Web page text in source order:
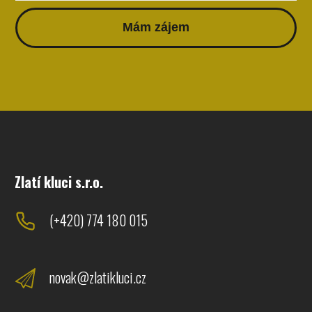
Mám zájem
Zlatí kluci s.r.o.
(+420) 774 180 015
novak@zlatikluci.cz